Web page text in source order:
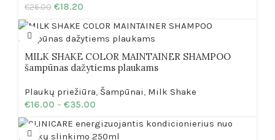
€26.00 €18.20
MILK SHAKE COLOR MAINTAINER SHAMPOO
šampūnas dažytiems plaukams
Plaukų priežiūra, Šampūnai, Milk Shake
€16.00 – €35.00